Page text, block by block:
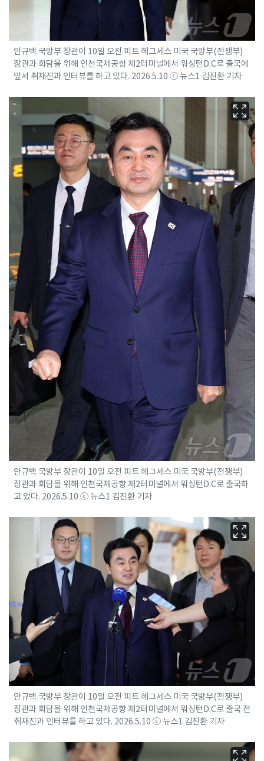
안규백 국방부 장관이 10일 오전 피트 헤그세스 미국 국방부(전쟁부)
장관과 회담을 위해 인천국제공항 제2터미널에서 워싱턴D.C로 출국에
앞서 취재진과 인터뷰를 하고 있다. 2026.5.10 ⓒ 뉴스1 김진환 기자
안규백 국방부 장관이 10일 오전 피트 헤그세스 미국 국방부(전쟁부)
장관과 회담을 위해 인천국제공항 제2터미널에서 워싱턴D.C로 출국하
고 있다. 2026.5.10 ⓒ 뉴스1 김진환 기자
안규백 국방부 장관이 10일 오전 피트 헤그세스 미국 국방부(전쟁부)
장관과 회담을 위해 인천국제공항 제2터미널에서 워싱턴D.C로 출국 전
취재진과 인터뷰를 하고 있다. 2026.5.10 ⓒ 뉴스1 김진환 기자